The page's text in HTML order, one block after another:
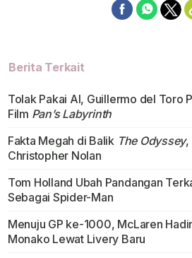
Berita Terkait
Tolak Pakai AI, Guillermo del Toro
Film Pan’s Labyrinth
Fakta Megah di Balik The Odyssey,
Christopher Nolan
Tom Holland Ubah Pandangan
Sebagai Spider-Man
Menuju GP ke-1000, McLaren
Monako Lewat Livery Baru